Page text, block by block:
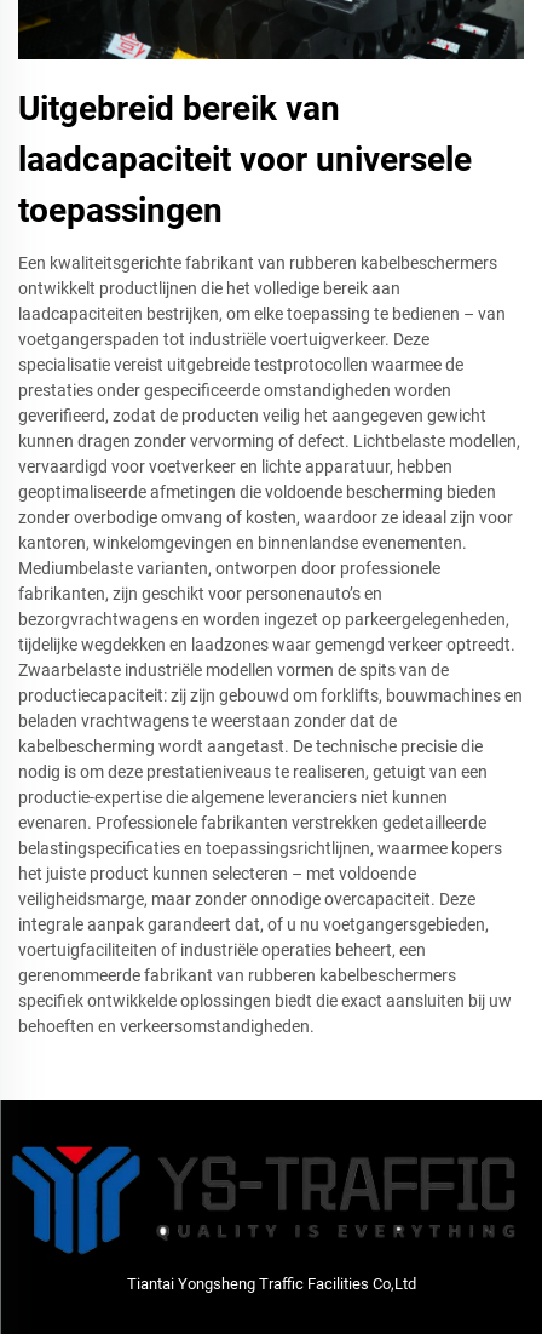
Uitgebreid bereik van
laadcapaciteit voor universele
toepassingen
Een kwaliteitsgerichte fabrikant van rubberen kabelbeschermers
ontwikkelt productlijnen die het volledige bereik aan
laadcapaciteiten bestrijken, om elke toepassing te bedienen – van
voetgangerspaden tot industriële voertuigverkeer. Deze
specialisatie vereist uitgebreide testprotocollen waarmee de
prestaties onder gespecificeerde omstandigheden worden
geverifieerd, zodat de producten veilig het aangegeven gewicht
kunnen dragen zonder vervorming of defect. Lichtbelaste modellen,
vervaardigd voor voetverkeer en lichte apparatuur, hebben
geoptimaliseerde afmetingen die voldoende bescherming bieden
zonder overbodige omvang of kosten, waardoor ze ideaal zijn voor
kantoren, winkelomgevingen en binnenlandse evenementen.
Mediumbelaste varianten, ontworpen door professionele
fabrikanten, zijn geschikt voor personenauto’s en
bezorgvrachtwagens en worden ingezet op parkeergelegenheden,
tijdelijke wegdekken en laadzones waar gemengd verkeer optreedt.
Zwaarbelaste industriële modellen vormen de spits van de
productiecapaciteit: zij zijn gebouwd om forklifts, bouwmachines en
beladen vrachtwagens te weerstaan zonder dat de
kabelbescherming wordt aangetast. De technische precisie die
nodig is om deze prestatieniveaus te realiseren, getuigt van een
productie-expertise die algemene leveranciers niet kunnen
evenaren. Professionele fabrikanten verstrekken gedetailleerde
belastingspecificaties en toepassingsrichtlijnen, waarmee kopers
het juiste product kunnen selecteren – met voldoende
veiligheidsmarge, maar zonder onnodige overcapaciteit. Deze
integrale aanpak garandeert dat, of u nu voetgangersgebieden,
voertuigfaciliteiten of industriële operaties beheert, een
gerenommeerde fabrikant van rubberen kabelbeschermers
specifiek ontwikkelde oplossingen biedt die exact aansluiten bij uw
behoeften en verkeersomstandigheden.
Tiantai Yongsheng Traffic Facilities Co,Ltd